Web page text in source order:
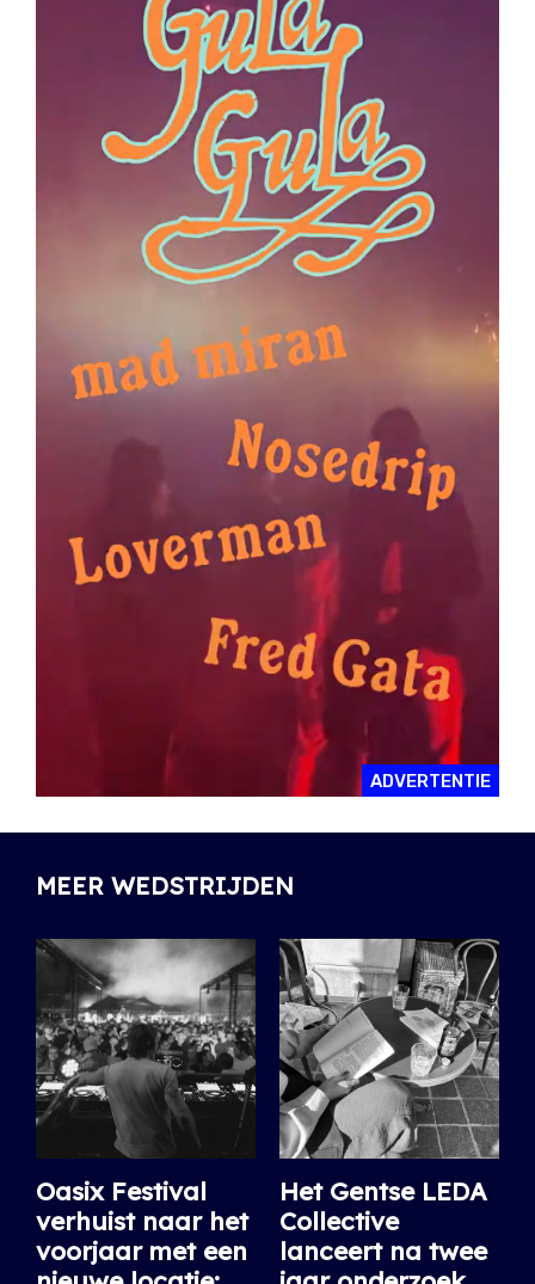
ADVERTENTIE
MEER WEDSTRIJDEN
Oasix Festival
verhuist naar het
voorjaar met een
Het Gentse LEDA
Collective
lanceert na twee